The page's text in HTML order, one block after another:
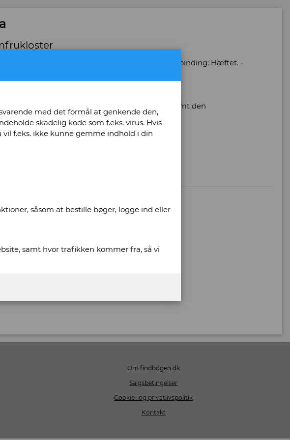
år: 2013 - Antal bind: 1 - Antal sider: 180 - Indbinding: Hæftet. -
- bygningerne, arkitekturen, historien samt den
Illustreret i sort-hvid og farver.
Om findbogen.dk
Salgsbetingelser
Cookie- og privatlivspolitik
Kontakt
med det formål at genkende den,
skadelig kode som f.eks. virus. Hvis
f.eks. ikke kunne gemme indhold i din
såsom at bestille bøger, logge ind eller
samt hvor trafikken kommer fra, så vi